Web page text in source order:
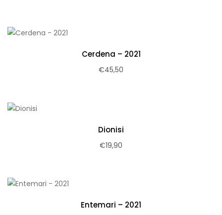
Cerdena – 2021
€45,50
Dionisi
€19,90
Entemari – 2021